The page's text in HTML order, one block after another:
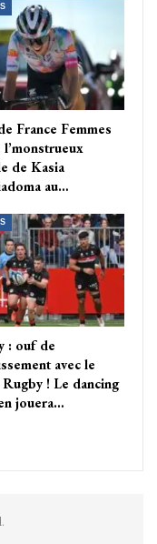
France Femmes
l’monstrueux
de Kasia
au…
: ouf de
avec le
! Le dancing
jouera…